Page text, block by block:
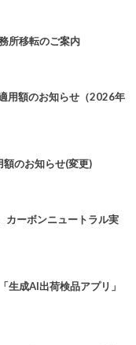
所移転のご案内
用額のお知らせ（2026年
のお知らせ(変更)
カーボンニュートラル実
生成AI出荷検品アプリ」